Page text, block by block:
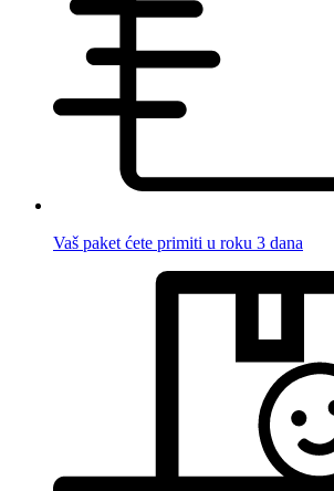
Vaš paket ćete primiti u roku 3 dana